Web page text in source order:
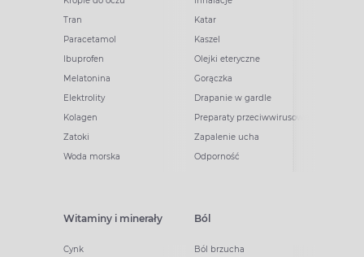
Tran
Paracetamol
Ibuprofen
Melatonina
Elektrolity
Kolagen
Zatoki
Woda morska
Katar
Kaszel
Olejki eteryczne
Gorączka
Drapanie w gardle
Preparaty przeciwwirusowe
Zapalenie ucha
Odporność
Witaminy i minerały
Cynk
Ból
Ból brzucha